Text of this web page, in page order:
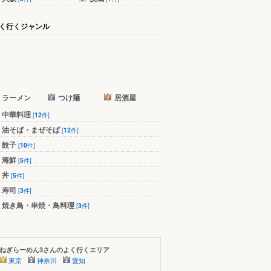
行くジャンル
ラーメン つけ麺
居酒屋
中華料理 [12件]
油そば・まぜそば[12件]
餃子 [10件]
海鮮 [5件]
丼 [5件]
寿司 [3件]
焼き鳥・串焼・鳥料理 [3件]
ねぎらーめん3さんのよく行くエリア
東京 神奈川 愛知